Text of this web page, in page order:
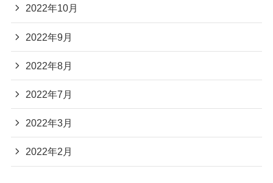
2022年10月
2022年9月
2022年8月
2022年7月
2022年3月
2022年2月